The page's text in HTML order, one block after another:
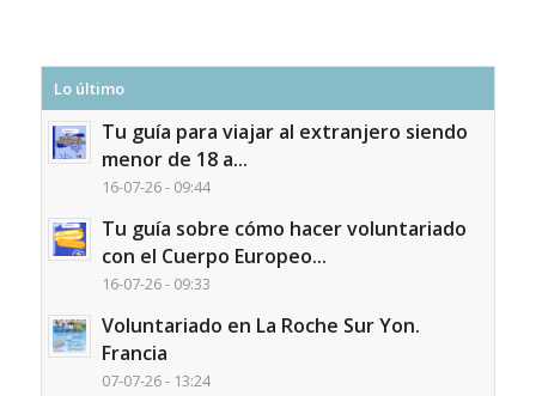
Lo último
Tu guía para viajar al extranjero siendo
menor de 18 a...
16-07-26 - 09:44
Tu guía sobre cómo hacer voluntariado
con el Cuerpo Europeo...
16-07-26 - 09:33
Voluntariado en La Roche Sur Yon.
Francia
07-07-26 - 13:24